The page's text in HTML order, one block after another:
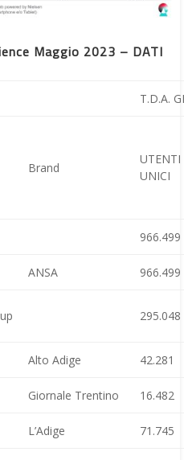
Maggio 2023 – DATI
T.D.A.
Brand
UTENTI
UNICI
966.499
ANSA 966.499
295.048
Alto Adige 42.281
Giornale Trentino 16.482
L’Adige 71.745